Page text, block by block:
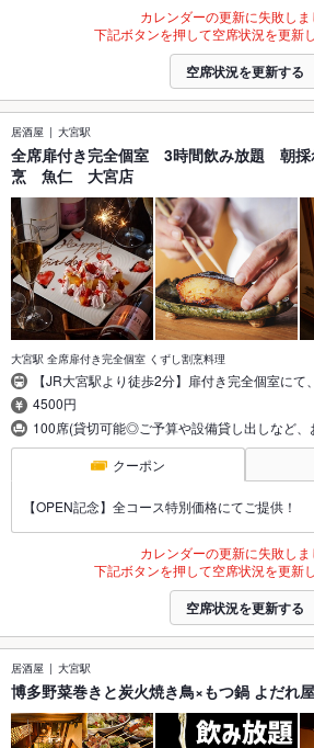
カレンダーの更新に失敗しま
下記ボタンを押して空席状況を更新
空席状況を更新する
居酒屋 大宮駅
全席扉付き完全個室 3時間飲み放題 朝採
烹 魚仁 大宮店
大宮駅 全席扉付き完全個室 くずし割烹料理
【JR大宮駅より徒歩2分】扉付き完全個室に
4500円
100席(貸切可能◎ご予算や設備貸し出しなど、
クーポン
【OPEN記念】全コース特別価格にてご提供！
カレンダーの更新に失敗しま
下記ボタンを押して空席状況を更新
空席状況を更新する
居酒屋 大宮駅
博多野菜巻きと炭火焼き鳥×もつ鍋 よだれ